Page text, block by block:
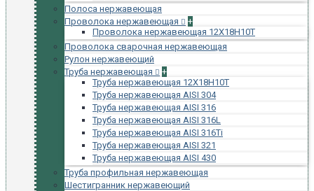
Полоса нержавеющая
Проволока нержавеющая
+
Проволока нержавеющая 12Х18Н10Т
Проволока сварочная нержавеющая
Рулон нержавеющий
Труба нержавеющая
+
Труба нержавеющая 12Х18Н10Т
Труба нержавеющая AISI 304
Труба нержавеющая AISI 316
Труба нержавеющая AISI 316L
Труба нержавеющая AISI 316Ti
Труба нержавеющая AISI 321
Труба нержавеющая AISI 430
Труба профильная нержавеющая
Шестигранник нержавеющий